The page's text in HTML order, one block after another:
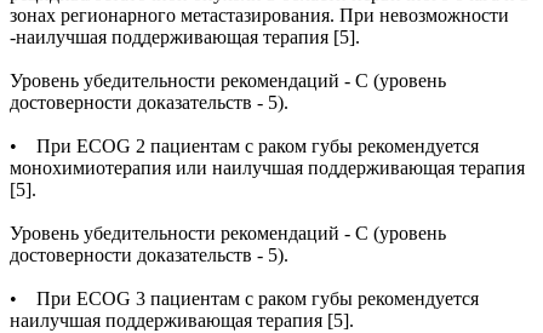
зонах регионарного метастазирования. При невозможности
-наилучшая поддерживающая терапия [5].
Уровень убедительности рекомендаций - С (уровень
достоверности доказательств - 5).
• При ECOG 2 пациентам с раком губы рекомендуется
монохимиотерапия или наилучшая поддерживающая терапия
[5].
Уровень убедительности рекомендаций - С (уровень
достоверности доказательств - 5).
• При ECOG 3 пациентам с раком губы рекомендуется
наилучшая поддерживающая терапия [5].